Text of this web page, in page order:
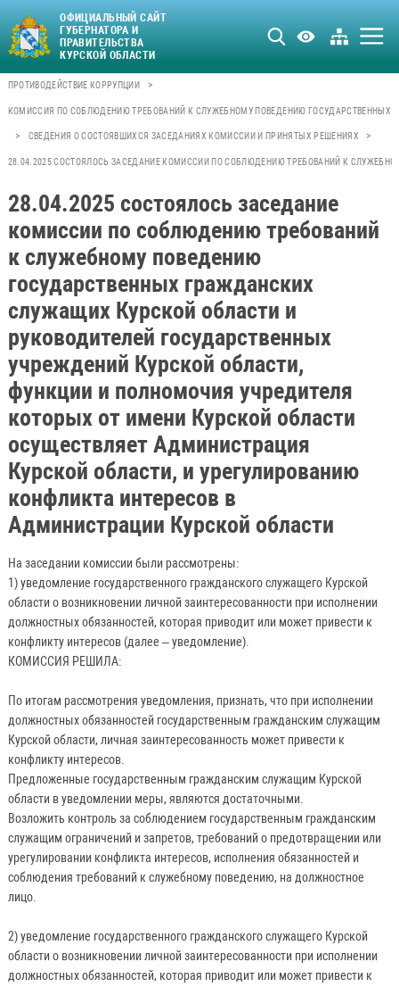
ОФИЦИАЛЬНЫЙ САЙТ
ГУБЕРНАТОРА И
ПРАВИТЕЛЬСТВА
КУРСКОЙ ОБЛАСТИ
ПРОТИВОДЕЙСТВИЕ КОРРУПЦИИ >
КОМИССИЯ ПО СОБЛЮДЕНИЮ ТРЕБОВАНИЙ К СЛУЖЕБНОМУ ПОВЕДЕНИЮ ГОСУДАРСТВЕННЫХ
> СВЕДЕНИЯ О СОСТОЯВШИХСЯ ЗАСЕДАНИЯХ КОМИССИИ И ПРИНЯТЫХ РЕШЕНИЯХ >
28.04.2025 СОСТОЯЛОСЬ ЗАСЕДАНИЕ КОМИССИИ ПО СОБЛЮДЕНИЮ ТРЕБОВАНИЙ К
28.04.2025 состоялось заседание
комиссии по соблюдению требований
к служебному поведению
государственных гражданских
служащих Курской области и
руководителей государственных
учреждений Курской области,
функции и полномочия учредителя
которых от имени Курской области
осуществляет Администрация
Курской области, и урегулированию
конфликта интересов в
Администрации Курской области
На заседании комиссии были рассмотрены:
1) уведомление государственного гражданского служащего Курской
области о возникновении личной заинтересованности при исполнении
должностных обязанностей, которая приводит или может привести к
конфликту интересов (далее – уведомление).
КОМИССИЯ РЕШИЛА:
По итогам рассмотрения уведомления, признать, что при исполнении
должностных обязанностей государственным гражданским служащим
Курской области, личная заинтересованность может привести к
конфликту интересов.
Предложенные государственным гражданским служащим Курской
области в уведомлении меры, являются достаточными.
Возложить контроль за соблюдением государственным гражданским
служащим ограничений и запретов, требований о предотвращении или
урегулировании конфликта интересов, исполнения обязанностей и
соблюдения требований к служебному поведению, на должностное
лицо.
2) уведомление государственного гражданского служащего Курской
области о возникновении личной заинтересованности при исполнении
должностных обязанностей, которая приводит или может привести к